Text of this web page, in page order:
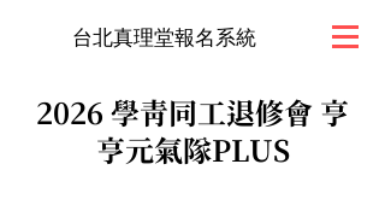
台北真理堂報名系統
2026 學青同工退修會 亨
亨元氣隊PLUS